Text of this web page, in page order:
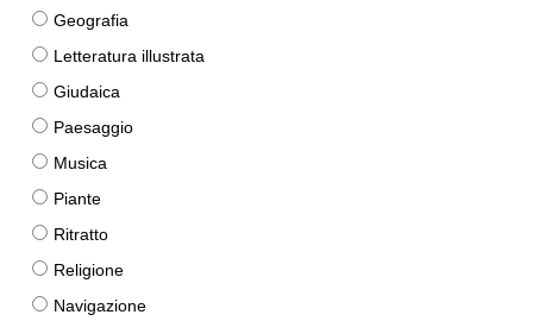
Geografia
Letteratura illustrata
Giudaica
Paesaggio
Musica
Piante
Ritratto
Religione
Navigazione